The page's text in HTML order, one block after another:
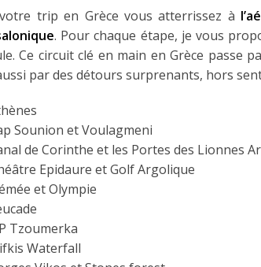
trip en Grèce vous atterrissez à
. Pour chaque étape, je vous
Ce circuit clé en main en Grèce passe
par des détours surprenants, hors
Sounion et Voulagmeni
de Corinthe et les Portes des Lionnes
Epidaure et Golf Argolique
et Olympie
Tzoumerka
Waterfall